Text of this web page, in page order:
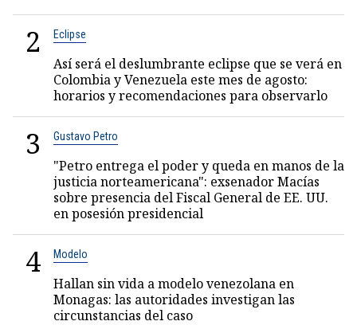
2 Eclipse
Así será el deslumbrante eclipse que se verá en
Colombia y Venezuela este mes de agosto:
horarios y recomendaciones para observarlo
3 Gustavo Petro
"Petro entrega el poder y queda en manos de la
justicia norteamericana": exsenador Macías
sobre presencia del Fiscal General de EE. UU.
en posesión presidencial
4 Modelo
Hallan sin vida a modelo venezolana en
Monagas: las autoridades investigan las
circunstancias del caso